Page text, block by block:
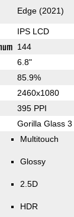
Edge (2021)
IPS LCD
144
6.8"
85.9%
2460x1080
395 PPI
Gorilla Glass 3
Multitouch
Glossy
2.5D
HDR